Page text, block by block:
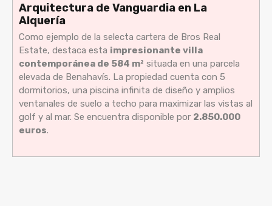
Arquitectura de Vanguardia en La
Alquería
Como ejemplo de la selecta cartera de Bros Real
Estate, destaca esta impresionante villa
contemporánea de 584 m² situada en una parcela
elevada de Benahavís. La propiedad cuenta con 5
dormitorios, una piscina infinita de diseño y amplios
ventanales de suelo a techo para maximizar las vistas al
golf y al mar. Se encuentra disponible por 2.850.000
euros.